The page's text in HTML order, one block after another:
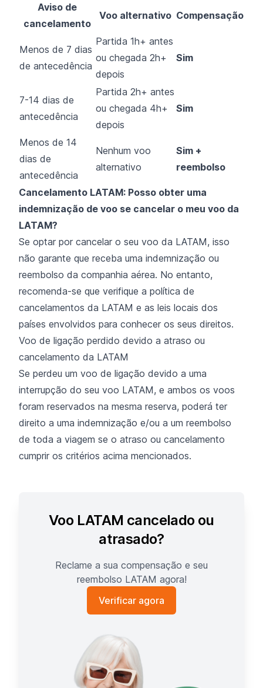
Aviso de
cancelamento
Voo alternativo Compensação
Menos de 7 dias
de antecedência
Partida 1h+ antes
ou chegada 2h+
depois
Sim
7-14 dias de
antecedência
Partida 2h+ antes
ou chegada 4h+
depois
Sim
Menos de 14
dias de
antecedência
Nenhum voo
alternativo
Sim +
reembolso
Cancelamento LATAM: Posso obter uma
indemnização de voo se cancelar o meu voo da
LATAM?
Se optar por cancelar o seu voo da LATAM, isso
não garante que receba uma indemnização ou
reembolso da companhia aérea. No entanto,
recomenda-se que verifique a política de
cancelamentos da LATAM e as leis locais dos
países envolvidos para conhecer os seus direitos.
Voo de ligação perdido devido a atraso ou
cancelamento da LATAM
Se perdeu um voo de ligação devido a uma
interrupção do seu voo LATAM, e ambos os voos
foram reservados na mesma reserva, poderá ter
direito a uma indemnização e/ou a um reembolso
de toda a viagem se o atraso ou cancelamento
cumprir os critérios acima mencionados.
Voo LATAM cancelado ou
atrasado?
Reclame a sua compensação e seu
reembolso LATAM agora!
Verificar agora